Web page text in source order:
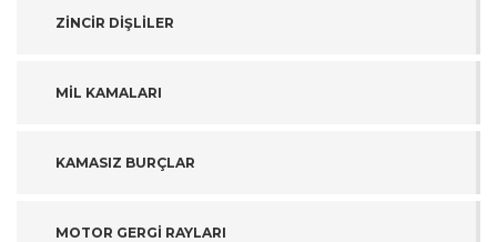
ZİNCİR DİŞLİLER
MİL KAMALARI
KAMASIZ BURÇLAR
MOTOR GERGİ RAYLARI